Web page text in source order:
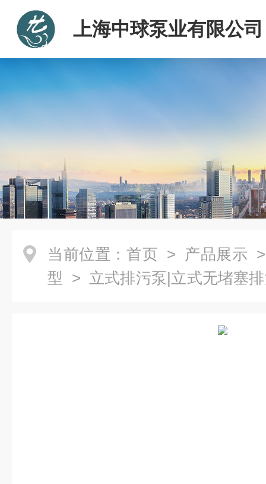
上海中球泵业有限公司
当前位置： 首页 > 产品展示
型 > 立式排污泵|立式无堵塞